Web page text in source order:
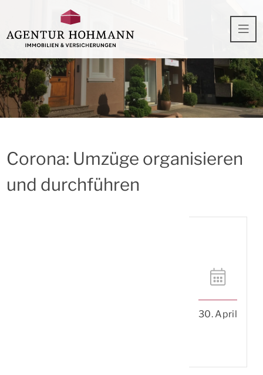
Corona: Umzüge organisieren
und durchführen
30. April